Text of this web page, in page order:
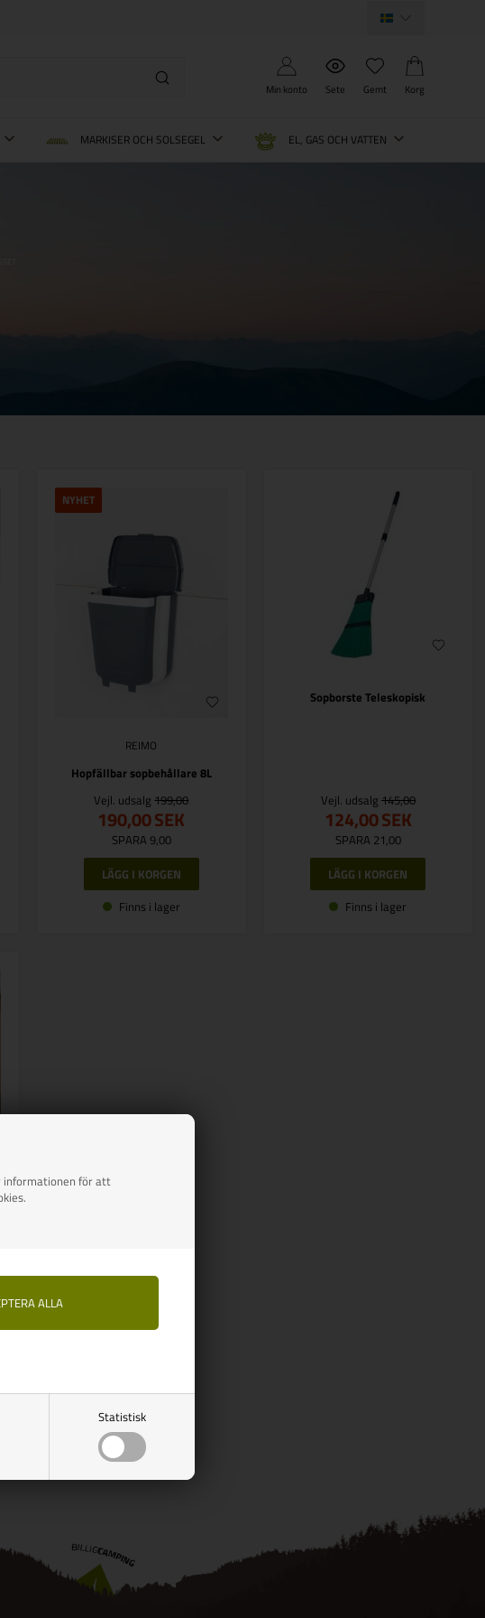
informationen för att
Statistisk
Min konto Sete Gemt Korg
MARKISER OCH SOLSEGEL EL, GAS OCH VATTEN
NYHET
REIMO
Hopfällbar sopbehållare 8L
Vejl. udsalg199,00
190,00SEK
SPARA 9,00
Finns i lager
Sopborste Teleskopisk
Vejl. udsalg 145,00
124,00SEK
SPARA 21,00
Finns i lager